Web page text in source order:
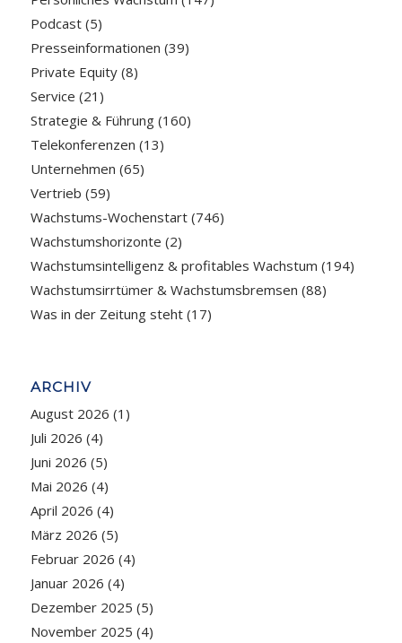
Podcast(5)
Presseinformationen (39)
Private Equity(8)
Service (21)
Strategie & Führung(160)
Telekonferenzen (13)
Unternehmen (65)
Vertrieb (59)
Wachstums-Wochenstart(746)
Wachstumshorizonte (2)
Wachstumsintelligenz & profitables Wachstum (194)
Wachstumsirrtümer & Wachstumsbremsen (88)
Was in der Zeitung steht(17)
ARCHIV
August 2026 (1)
Juli 2026 (4)
Juni 2026 (5)
Mai 2026 (4)
April 2026 (4)
März 2026 (5)
Februar 2026 (4)
Januar 2026 (4)
Dezember 2025 (5)
November 2025 (4)